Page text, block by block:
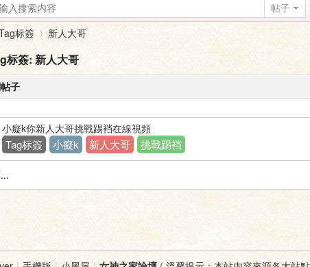
帖子
标簽 新人大哥
标簽: 新人大哥
子
小癡k你新人大哥挑戰踢裆在線視頻
Tag标簽 小癡k 新人大哥 挑戰踢裆